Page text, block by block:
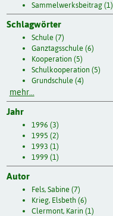
Sammelwerksbeitrag (1)
Schlagwörter
Schule (7)
Ganztagsschule (6)
Kooperation (5)
Schulkooperation (5)
Grundschule (4)
mehr...
Jahr
1996 (3)
1995 (2)
1993 (1)
1999 (1)
Autor
Fels, Sabine (7)
Krieg, Elsbeth (6)
Clermont, Karin (1)